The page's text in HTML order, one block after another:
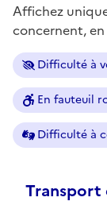
Affichez
concernent,
Difficulté à
En fauteuil
Difficulté à